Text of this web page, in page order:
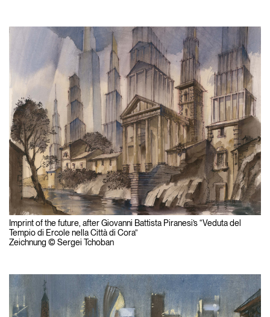
Imprint of the future, after Giovanni Battista Piranesi’s “Veduta del
Tempio di Ercole nella Città di Cora”
Zeichnung © Sergei Tchoban